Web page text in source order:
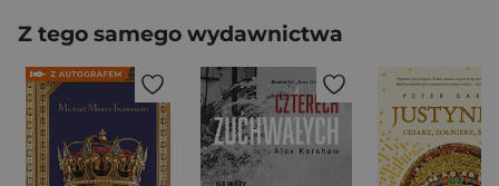
Z tego samego wydawnictwa